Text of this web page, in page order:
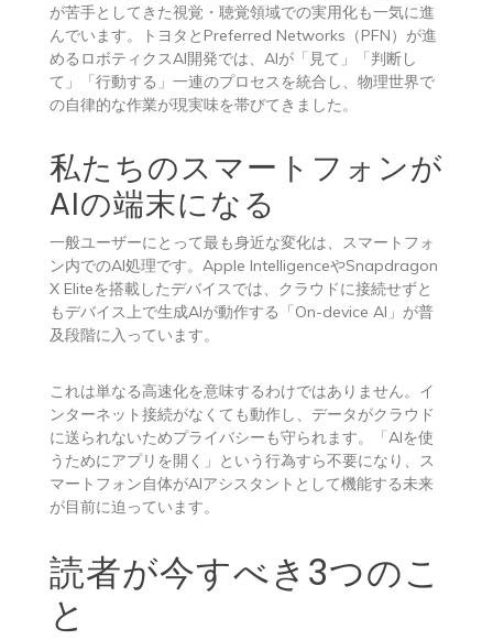
が苦手としてきた視覚・聴覚領域での実用化も一気に進
んでいます。トヨタとPreferred Networks（PFN）が進
めるロボティクスAI開発では、AIが「見て」「判断し
て」「行動する」一連のプロセスを統合し、物理世界で
の自律的な作業が現実味を帯びてきました。
私たちのスマートフォンが
AIの端末になる
一般ユーザーにとって最も身近な変化は、スマートフォ
ン内でのAI処理です。Apple IntelligenceやSnapdragon
X Eliteを搭載したデバイスでは、クラウドに接続せずと
もデバイス上で生成AIが動作する「On-device AI」が普
及段階に入っています。
これは単なる高速化を意味するわけではありません。イ
ンターネット接続がなくても動作し、データがクラウド
に送られないためプライバシーも守られます。「AIを使
うためにアプリを開く」という行為すら不要になり、ス
マートフォン自体がAIアシスタントとして機能する未来
が目前に迫っています。
読者が今すべき3つのこ
と